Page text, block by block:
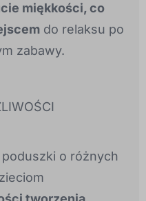
miękkości, co
do relaksu po
zabawy.
poduszki o różnych